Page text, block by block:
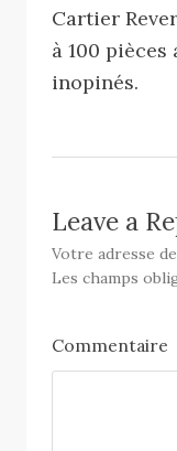
Cartier
à 100
inopinés.
Leave a
Votre adresse
Les champs
Commentaire